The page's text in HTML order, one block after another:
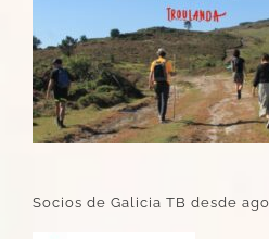
Socios de Galicia TB desde